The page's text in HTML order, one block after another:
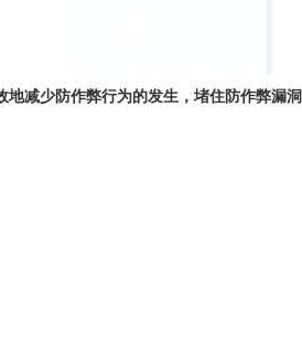
减少防作弊行为的发生，堵住防作弊漏洞